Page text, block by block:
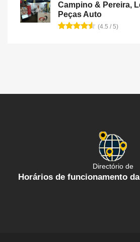
Campino & Pereira,
Peças Auto
(4.5 / 5)
Directório de
Horários de funcionamento